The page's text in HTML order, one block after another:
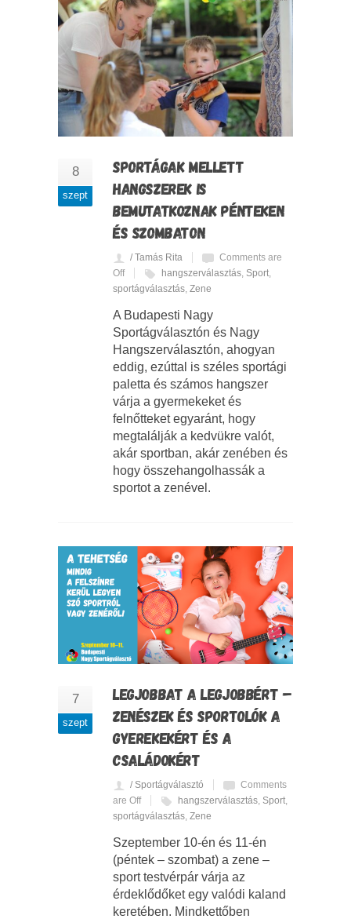
8
szept
SPORTÁGAK MELLETT
HANGSZEREK IS
BEMUTATKOZNAK PÉNTEKEN
ÉS SZOMBATON
/ Tamás Rita
Comments are
Off
hangszerválasztás Sport
sportágválasztás Zene
A Budapesti Nagy
Sportágválasztón és Nagy
Hangszerválasztón, ahogyan
eddig, ezúttal is széles sportági
paletta és számos hangszer
várja a gyermekeket és
felnőtteket egyaránt, hogy
megtalálják a kedvükre valót,
akár sportban, akár zenében és
hogy összehangolhassák a
sportot a zenével.
7
szept
LEGJOBBAT A LEGJOBBÉRT –
ZENÉSZEK ÉS SPORTOLÓK A
GYEREKEKÉRT ÉS A
CSALÁDOKÉRT
/ Sportágválasztó
Comments
are Off
hangszerválasztás Sport
sportágválasztás Zene
Szeptember 10-én és 11-én
(péntek – szombat) a zene –
sport testvérpár várja az
érdeklődőket egy valódi kaland
keretében. Mindkettőben